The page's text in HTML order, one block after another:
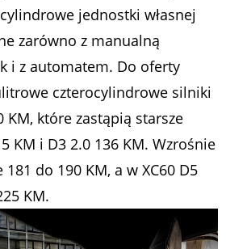
jednostki własnej
zarówno z manualną
i z automatem. Do oferty
czterocylindrowe silniki
KM, które zastąpią starsze
KM i D3 2.0 136 KM. Wzrośnie
do 190 KM, a w XC60 D5
KM.